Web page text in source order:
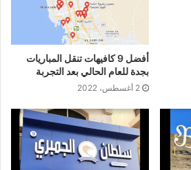
أفضل 9 كافيهات تنقل المباريات
بجدة للعام الحالي بعد التجربة
2 أغسطس، 2022